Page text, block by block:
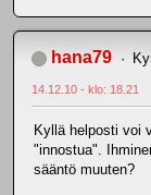
hana79
14.12.10 - klo: 18.21
Kyllä helposti voi
"innostua".
sääntö muuten?